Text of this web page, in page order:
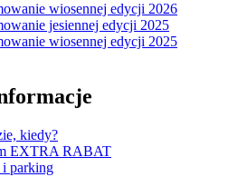
wiosennej edycji 2026
jesiennej edycji 2025
wiosennej edycji 2025
kiedy?
EXTRA RABAT
parking